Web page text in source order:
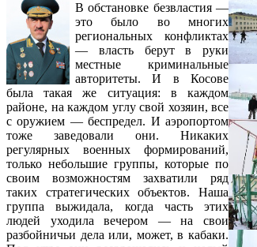
В обстановке безвластия —
это было во многих
региональных конфликтах
— власть берут в руки
местные криминальные
авторитеты. И в Косове
была такая же ситуация: в каждом
районе, на каждом углу свой хозяин, все
с оружием — беспредел. И аэропортом
тоже заведовали они. Никаких
регулярных военных формирований,
только небольшие группы, которые по
своим возможностям захватили ряд
таких стратегических объектов. Наша
группа выжидала, когда часть этих
людей уходила вечером — на свои
разбойничьи дела или, может, в кабаки.